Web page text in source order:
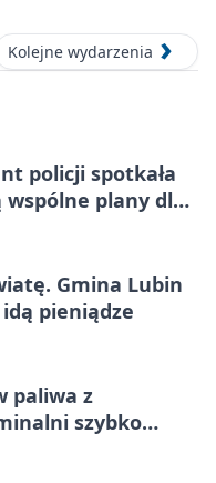
Kolejne wydarzenia
policji spotkała
wspólne plany dla
Gmina Lubin
pieniądze
paliwa z
szybko